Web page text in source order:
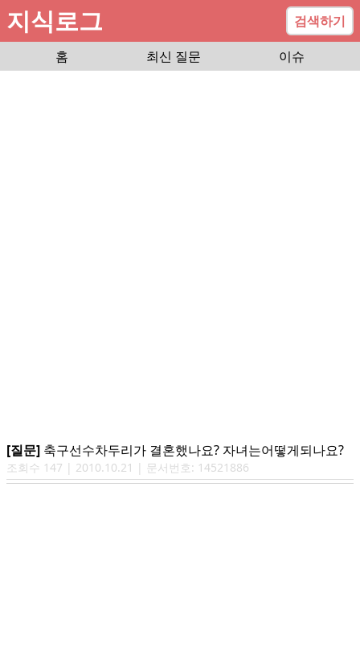
지식로그
검색하기
홈
최신 질문 이슈
[질문] 축구선수차두리가 결혼했나요? 자녀는어떻게되나요?
조회수 147 | 2010.10.21 | 문서번호: 14521886